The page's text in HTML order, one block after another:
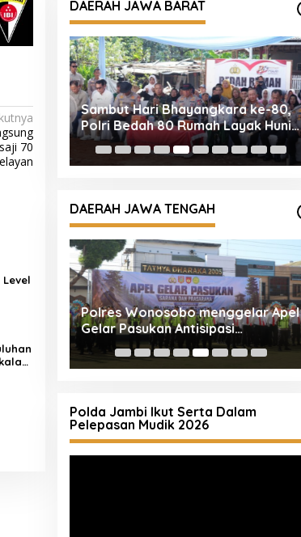
70
DAERAH JAWA BARAT
80,
di
Sambut Hari Bhayangkara ke-80,
Polri Bedah 80 Rumah Layak Huni,
Bapak Usin (85) Kini Miliki Rumah
Baru Berpanel Surya
DAERAH JAWA TENGAH
Paru
Polres Wonosobo menggelar Apel
Gelar Pasukan Antisipasi
Kebakaran Hutan dan Lahan
(Karhutla)
Polda Jambi Ikut Serta Dalam
Pelepasan Mudik 2026